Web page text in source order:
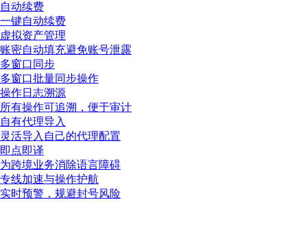
自动续费
一键自动续费
虚拟资产管理
账密自动填充避免账号泄露
多窗口同步
多窗口批量同步操作
操作日志溯源
所有操作可追溯，便于审计
自有代理导入
灵活导入自己的代理配置
即点即译
为跨境业务消除语言障碍
专线加速与操作护航
实时预警，规避封号风险